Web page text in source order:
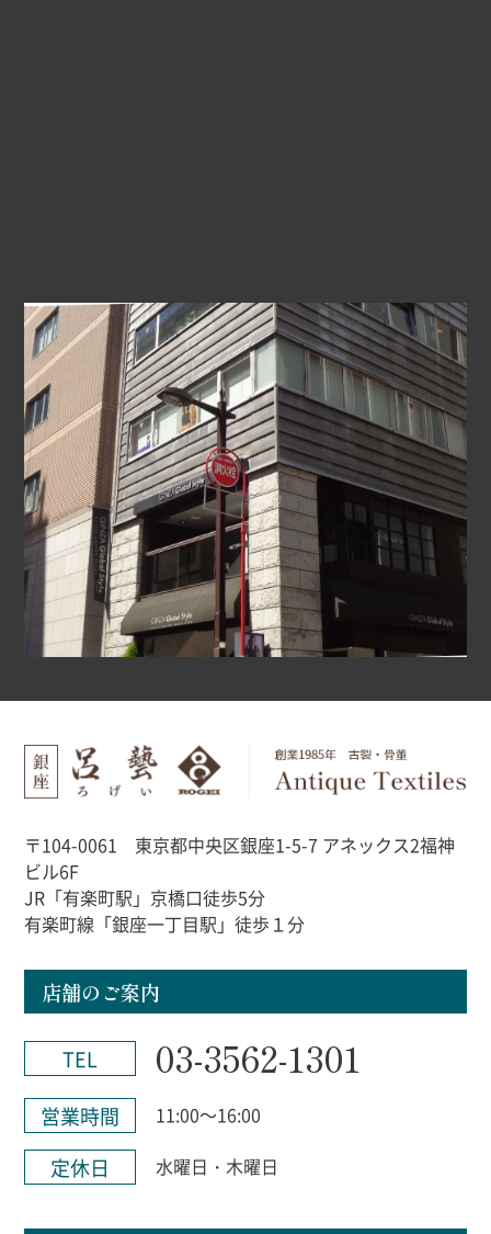
〒104-0061 東京都中央区銀座1-5-7 アネックス2福神
ビル6F
JR「有楽町駅」京橋口徒歩5分
有楽町線「銀座一丁目駅」徒歩１分
店舗のご案内
TEL 03-3562-1301
営業時間 11:00～16:00
定休日 水曜日・木曜日